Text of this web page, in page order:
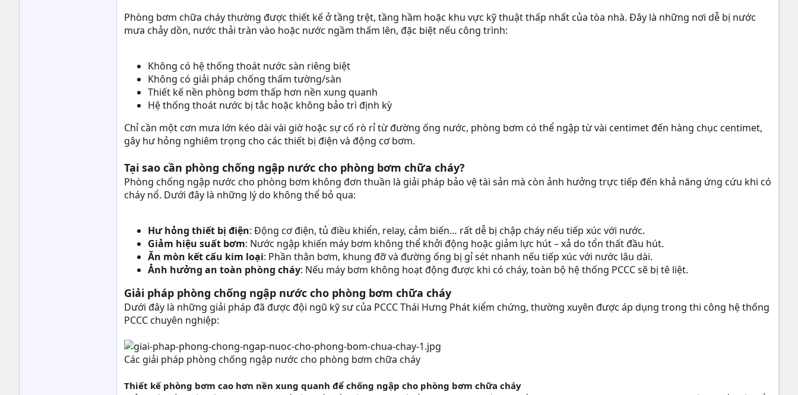
Phòng bơm chữa cháy thường được thiết kế ở tầng trệt, tầng hầm hoặc khu vực kỹ thuật thấp nhất của tòa nhà. Đây là những nơi dễ bị nước
mưa chảy dồn, nước thải tràn vào hoặc nước ngầm thấm lên, đặc biệt nếu công trình:
Không có hệ thống thoát nước sàn riêng biệt
Không có giải pháp chống thấm tường/sàn
Thiết kế nền phòng bơm thấp hơn nền xung quanh
Hệ thống thoát nước bị tắc hoặc không bảo trì định kỳ
Chỉ cần một cơn mưa lớn kéo dài vài giờ hoặc sự cố rò rỉ từ đường ống nước, phòng bơm có thể ngập từ vài centimet đến hàng chục centimet,
gây hư hỏng nghiêm trọng cho các thiết bị điện và động cơ bơm.
Tại sao cần phòng chống ngập nước cho phòng bơm chữa cháy?
Phòng chống ngập nước cho phòng bơm không đơn thuần là giải pháp bảo vệ tài sản mà còn ảnh hưởng trực tiếp đến khả năng ứng cứu khi có
cháy nổ. Dưới đây là những lý do không thể bỏ qua:
Hư hỏng thiết bị điện: Động cơ điện, tủ điều khiển, relay, cảm biến… rất dễ bị chập cháy nếu tiếp xúc với nước.
Giảm hiệu suất bơm: Nước ngập khiến máy bơm không thể khởi động hoặc giảm lực hút – xả do tổn thất đầu hút.
Ăn mòn kết cấu kim loại: Phần thân bơm, khung đỡ và đường ống bị gỉ sét nhanh nếu tiếp xúc với nước lâu dài.
Ảnh hưởng an toàn phòng cháy: Nếu máy bơm không hoạt động được khi có cháy, toàn bộ hệ thống PCCC sẽ bị tê liệt.
Giải pháp phòng chống ngập nước cho phòng bơm chữa cháy
Dưới đây là những giải pháp đã được đội ngũ kỹ sư của PCCC Thái Hưng Phát kiểm chứng, thường xuyên được áp dụng trong thi công hệ thống
PCCC chuyên nghiệp:
Các giải pháp phòng chống ngập nước cho phòng bơm chữa cháy
Thiết kế phòng bơm cao hơn nền xung quanh để chống ngập cho phòng bơm chữa cháy